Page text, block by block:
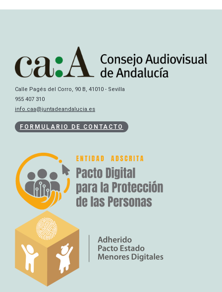
Calle Pagés del Corro, 90 B, 41010 - Sevilla
955 407 310
info.caa@juntadeandalucia.es
FORMULARIO DE CONTACTO